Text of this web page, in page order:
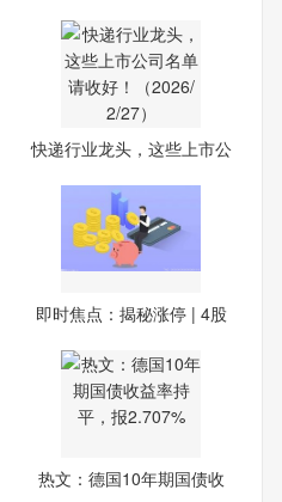
快递行业龙头，这些上市公
即时焦点：揭秘涨停 | 4股
热文：德国10年期国债收